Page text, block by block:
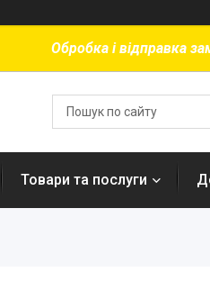
Обробка і відправка
Товари та послуги